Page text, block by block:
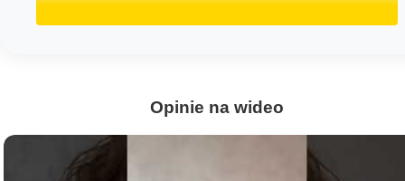
Opinie na wideo